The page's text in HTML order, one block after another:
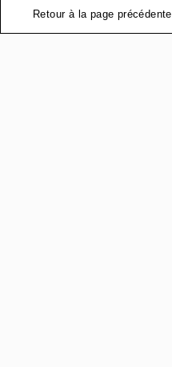
Retour à la page précédente